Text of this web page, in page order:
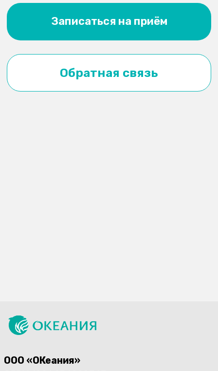
Согласие на обработку персональных
данных посетителей сайта
Согласие на рекламную и информационную
рассылку
Карта сайта
© ОКеания 2012 - 2026